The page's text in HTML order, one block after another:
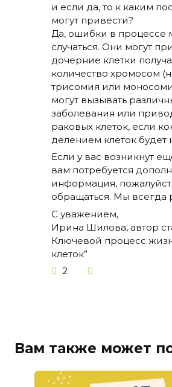
и если да, то к каким
могут привести?
Да, ошибки в процессе
случаться. Они могут
дочерние клетки
количество хромосом
трисомия или
могут вызывать
заболевания или
раковых клеток, если
делением клеток будет
Если у вас возникнут
вам потребуется
информация,
обращаться. Мы всегда
С уважением,
Ирина Шилова, автор
Ключевой процесс
клеток”
2
Вам также может